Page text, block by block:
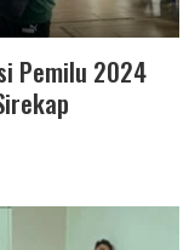
Pemilu 2024